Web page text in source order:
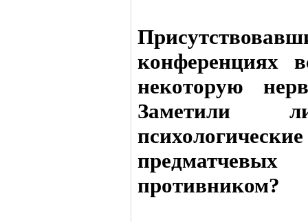
конференциях
некоторую
Заметили
противником?